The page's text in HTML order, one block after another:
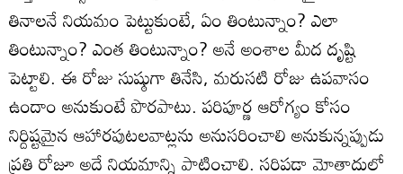
తినాలనే నియమం పెట్టుకుంటే, ఏం తింటున్నాం? ఎలా
తింటున్నాం? ఎంత తింటున్నాం? అనే అంశాల మీద దృష్టి
పెట్టాలి. ఈ రోజు సుష్ఠుగా తినేసి, మరుసటి రోజు ఉపవాసం
ఉందాం అనుకుంటే పొరపాటు. పరిపూర్ణ ఆరోగ్యం కోసం
నిర్దిష్టమైన ఆహారపుటలవాట్లను అనుసరించాలి అనుకున్నప్పుడు
ప్రతి రోజూ అదే నియమాన్ని పాటించాలి. సరిపడా మోతాదులో